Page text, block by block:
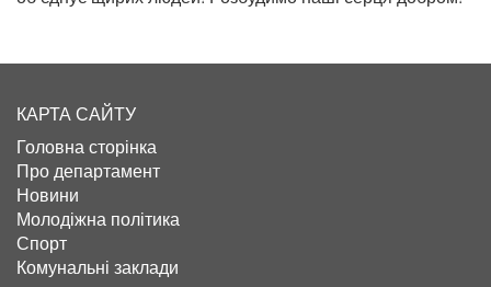
КАРТА САЙТУ
Головна сторінка
Про департамент
Новини
Молодіжна політика
Спорт
Комунальні заклади